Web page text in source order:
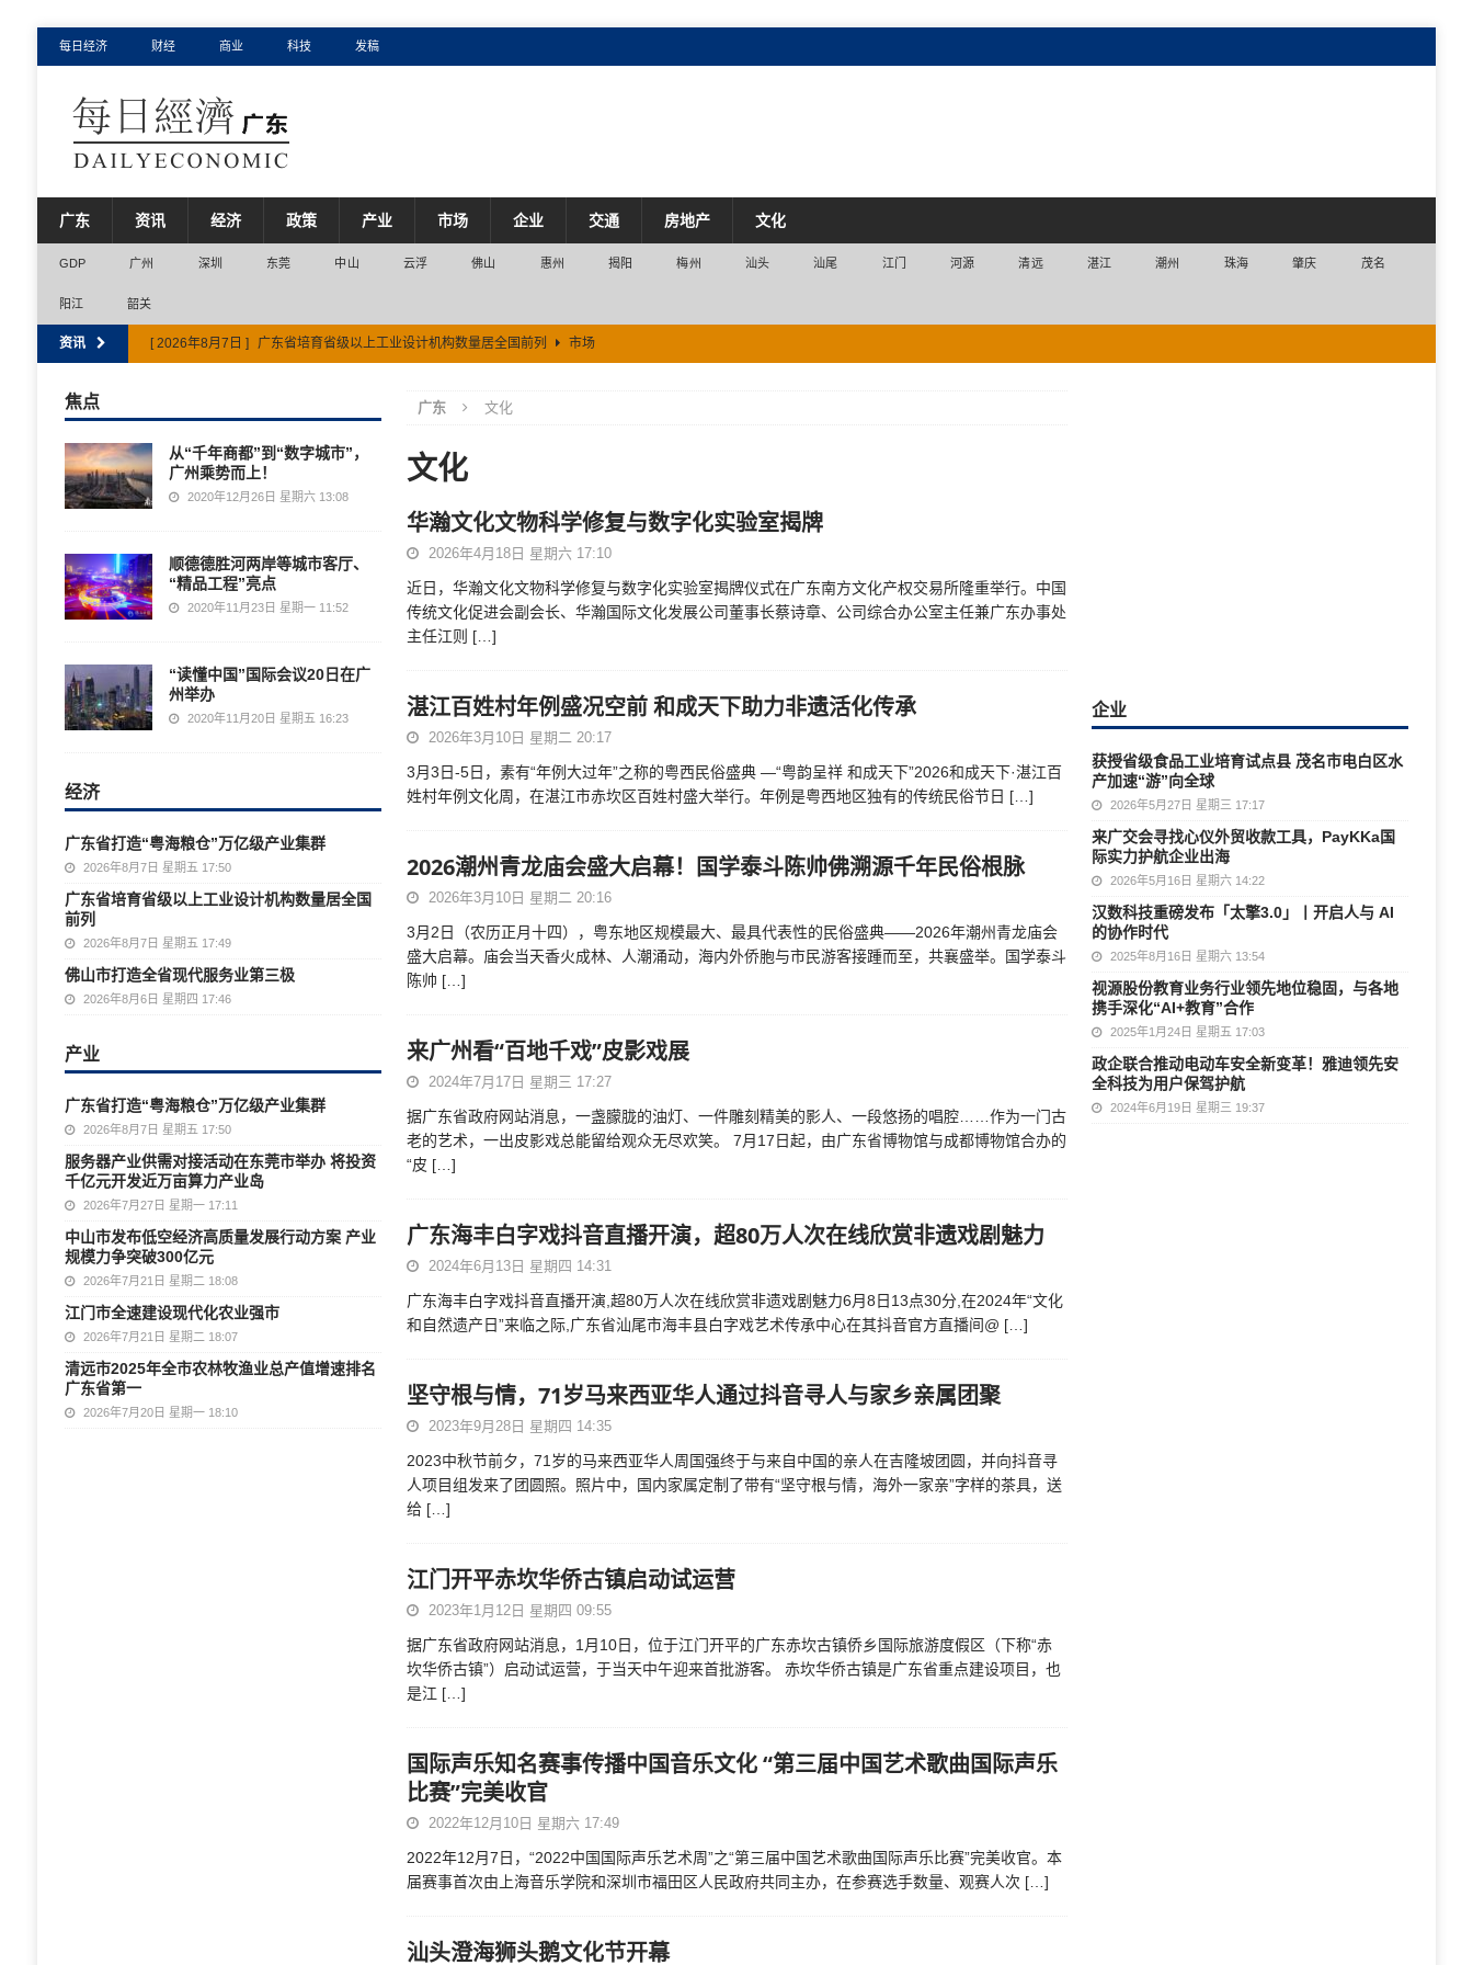
每日经济 财经 商业 科技 发稿
广东 资讯 经济 政策 产业 市场 企业 交通 房地产 文化
GDP 广州 深圳 东莞 中山 云浮 佛山 惠州 揭阳 梅州 汕头 汕尾 江门 河源 清远 湛江 潮州 珠海 肇庆 茂名
阳江 韶关
资讯 [ 2026年8月7日 ] 广东省培育省级以上工业设计机构数量居全国前列 市场
[ 2026年8月7日 ] 广东省打造“粤海粮仓”万亿级产业集群 产业
广东 文化
文化
华瀚文化文物科学修复与数字化实验室揭牌
2026年4月18日 星期六 17:10
近日，华瀚文化文物科学修复与数字化实验室揭牌仪式在广东南方文化产权交易所隆重举行。中国
传统文化促进会副会长、华瀚国际文化发展公司董事长蔡诗章、公司综合办公室主任兼广东办事处
主任江则 […]
湛江百姓村年例盛况空前 和成天下助力非遗活化传承
2026年3月10日 星期二 20:17
3月3日-5日，素有“年例大过年”之称的粤西民俗盛典 —“粤韵呈祥 和成天下”2026和成天下·湛江百
姓村年例文化周，在湛江市赤坎区百姓村盛大举行。年例是粤西地区独有的传统民俗节日 […]
2026潮州青龙庙会盛大启幕！国学泰斗陈帅佛溯源千年民俗根脉
2026年3月10日 星期二 20:16
3月2日（农历正月十四），粤东地区规模最大、最具代表性的民俗盛典——2026年潮州青龙庙会
盛大启幕。庙会当天香火成林、人潮涌动，海内外侨胞与市民游客接踵而至，共襄盛举。国学泰斗
陈帅 […]
来广州看“百地千戏”皮影戏展
2024年7月17日 星期三 17:27
据广东省政府网站消息，一盏朦胧的油灯、一件雕刻精美的影人、一段悠扬的唱腔……作为一门古
老的艺术，一出皮影戏总能留给观众无尽欢笑。 7月17日起，由广东省博物馆与成都博物馆合办的
“皮 […]
广东海丰白字戏抖音直播开演，超80万人次在线欣赏非遗戏剧魅力
2024年6月13日 星期四 14:31
广东海丰白字戏抖音直播开演,超80万人次在线欣赏非遗戏剧魅力6月8日13点30分,在2024年“文化
和自然遗产日”来临之际,广东省汕尾市海丰县白字戏艺术传承中心在其抖音官方直播间@ […]
坚守根与情，71岁马来西亚华人通过抖音寻人与家乡亲属团聚
2023年9月28日 星期四 14:35
2023中秋节前夕，71岁的马来西亚华人周国强终于与来自中国的亲人在吉隆坡团圆，并向抖音寻
人项目组发来了团圆照。照片中，国内家属定制了带有“坚守根与情，海外一家亲”字样的茶具，送
给 […]
江门开平赤坎华侨古镇启动试运营
2023年1月12日 星期四 09:55
据广东省政府网站消息，1月10日，位于江门开平的广东赤坎古镇侨乡国际旅游度假区（下称“赤
坎华侨古镇”）启动试运营，于当天中午迎来首批游客。 赤坎华侨古镇是广东省重点建设项目，也
是江 […]
国际声乐知名赛事传播中国音乐文化 “第三届中国艺术歌曲国际声乐
比赛”完美收官
2022年12月10日 星期六 17:49
2022年12月7日，“2022中国国际声乐艺术周”之“第三届中国艺术歌曲国际声乐比赛”完美收官。本
届赛事首次由上海音乐学院和深圳市福田区人民政府共同主办，在参赛选手数量、观赛人次 […]
汕头澄海狮头鹅文化节开幕
焦点
从“千年商都”到“数字城市”，
广州乘势而上！
2020年12月26日 星期六 13:08
顺德德胜河两岸等城市客厅、
“精品工程”亮点
2020年11月23日 星期一 11:52
“读懂中国”国际会议20日在广
州举办
2020年11月20日 星期五 16:23
经济
广东省打造“粤海粮仓”万亿级产业集群
2026年8月7日 星期五 17:50
广东省培育省级以上工业设计机构数量居全国
前列
2026年8月7日 星期五 17:49
佛山市打造全省现代服务业第三极
2026年8月6日 星期四 17:46
产业
广东省打造“粤海粮仓”万亿级产业集群
2026年8月7日 星期五 17:50
服务器产业供需对接活动在东莞市举办 将投资
千亿元开发近万亩算力产业岛
2026年7月27日 星期一 17:11
中山市发布低空经济高质量发展行动方案 产业
规模力争突破300亿元
2026年7月21日 星期二 18:08
江门市全速建设现代化农业强市
2026年7月21日 星期二 18:07
清远市2025年全市农林牧渔业总产值增速排名
广东省第一
2026年7月20日 星期一 18:10
企业
获授省级食品工业培育试点县 茂名市电白区水
产加速“游”向全球
2026年5月27日 星期三 17:17
来广交会寻找心仪外贸收款工具，PayKKa国
际实力护航企业出海
2026年5月16日 星期六 14:22
汉数科技重磅发布「太擎3.0」丨开启人与 AI
的协作时代
2025年8月16日 星期六 13:54
视源股份教育业务行业领先地位稳固，与各地
携手深化“AI+教育”合作
2025年1月24日 星期五 17:03
政企联合推动电动车安全新变革！雅迪领先安
全科技为用户保驾护航
2024年6月19日 星期三 19:37